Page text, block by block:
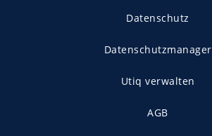
Datenschutz
Datenschutzmanager
Utiq verwalten
AGB